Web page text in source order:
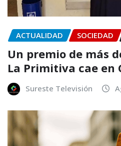
ACTUALIDAD SOCIEDAD
Un premio de más
La Primitiva cae en
Sureste Televisión